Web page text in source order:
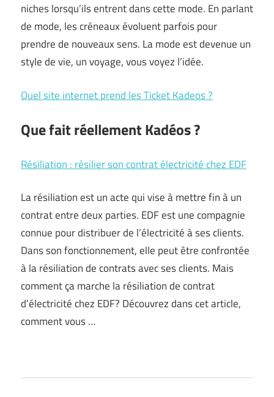
niches lorsqu’ils entrent dans cette mode. En parlant
de mode, les créneaux évoluent parfois pour
prendre de nouveaux sens. La mode est devenue un
style de vie, un voyage, vous voyez l’idée.
Quel site internet prend les Ticket Kadeos ?
Que fait réellement Kadéos ?
Résiliation : résilier son contrat électricité chez EDF
La résiliation est un acte qui vise à mettre fin à un
contrat entre deux parties. EDF est une compagnie
connue pour distribuer de l’électricité à ses clients.
Dans son fonctionnement, elle peut être confrontée
à la résiliation de contrats avec ses clients. Mais
comment ça marche la résiliation de contrat
d’électricité chez EDF? Découvrez dans cet article,
comment vous …